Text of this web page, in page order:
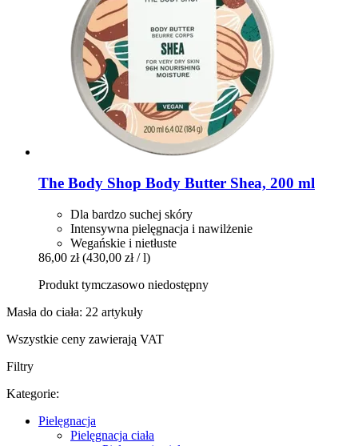
The Body Shop Body Butter Shea, 200 ml
Dla bardzo suchej skóry
Intensywna pielęgnacja i nawilżenie
Wegańskie i nietłuste
86,00 zł (430,00 zł / l)
Produkt tymczasowo niedostępny
Masła do ciała: 22 artykuły
Wszystkie ceny zawierają VAT
Filtry
Kategorie:
Pielęgnacja
Pielęgnacja ciała